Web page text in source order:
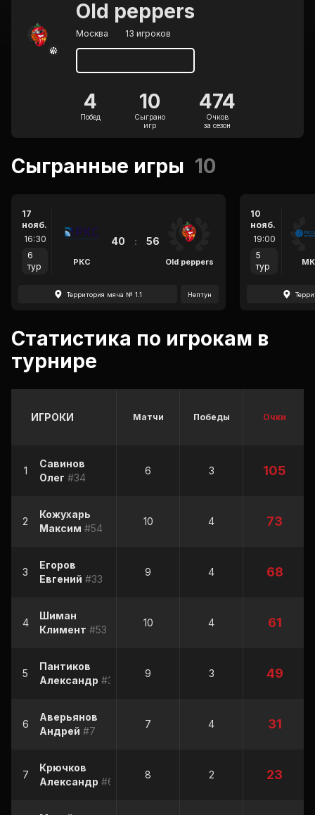
Old peppers
Москва 13 игроков
4
Побед
10
Сыграно
игр
474
Очков
за сезон
Сыгранные игры 10
17
нояб.
16:30
6
тур
РКС
40 : 56
Old peppers
Территория мяча № 1.1 Нептун
10
нояб.
19:00
5
тур
Статистика по игрокам в
турнире
ИГРОКИ Матчи Победы Очки
1
Савинов
Олег #34
6 3 105
2
Кожухарь
Максим #54
10 4 73
3
Егоров
Евгений #33
9 4 68
4
Шиман
Климент #53
10 4 61
5
Пантиков
Александр #30
9 3 49
6
Аверьянов
Андрей #7
7 4 31
7
Крючков
Александр #6
8 2 23